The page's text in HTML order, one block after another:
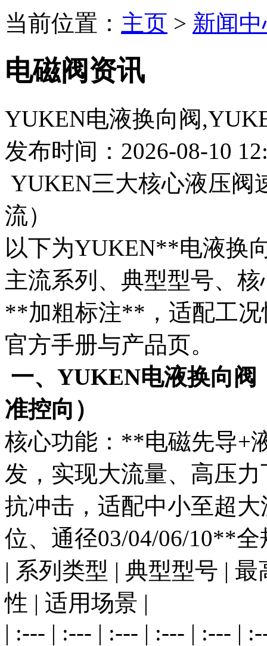
当前位置： 主页 > 新闻
电磁阀资讯
YUKEN电液换向阀
发布时间：2026-08-10
YUKEN三大核心液压阀
流）
以下为YUKEN**电液换
主流系列、典型型号、
**加粗标注**，适配工
官方手册与产品页。
一、YUKEN电液换向阀
准控向）
核心功能：**电磁先导+
发，实现大流量、高压
抗冲击，适配中小至超
位、通径03/04/06/10**全
| 系列类型 | 典型型号 |
性 | 适用场景 |
| :--- | :--- | :--- | :--- | :--- |